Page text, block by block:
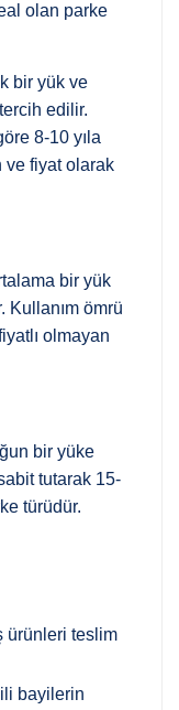
olan parke
bir yük ve
edilir.
8-10 yıla
ve fiyat olarak
bir yük
Kullanım ömrü
olmayan
bir yüke
tutarak 15-
türüdür.
ürünleri teslim
bayilerin